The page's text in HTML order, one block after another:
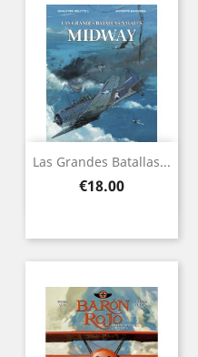
Las Grandes Batallas...
Price
€18.00